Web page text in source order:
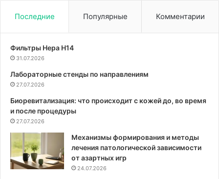
Последние Популярные Комментарии
Фильтры Hepa Н14
31.07.2026
Лабораторные стенды по направлениям
27.07.2026
Биоревитализация: что происходит с кожей до, во время
и после процедуры
27.07.2026
Механизмы формирования и методы
лечения патологической зависимости
от азартных игр
24.07.2026